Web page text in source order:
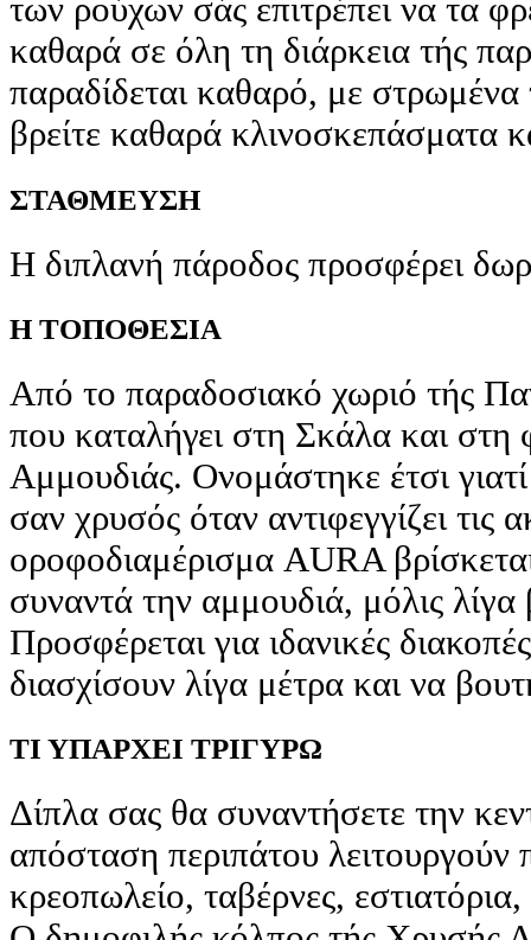
των ρούχων σάς επιτρέπει να τα
καθαρά σε όλη τη διάρκεια τής
παραδίδεται καθαρό, με
βρείτε καθαρά κλινοσκεπάσματα
ΣΤΑΘΜΕΥΣΗ
Η διπλανή πάροδος προσφέρει
Η ΤΟΠΟΘΕΣΙΑ
Από το παραδοσιακό χωριό τής
που καταλήγει στη Σκάλα και
Αμμουδιάς. Ονομάστηκε έτσι
σαν χρυσός όταν αντιφεγγίζει τις
οροφοδιαμέρισμα AURA
συναντά την αμμουδιά, μόλις
Προσφέρεται για ιδανικές
διασχίσουν λίγα μέτρα και να
ΤΙ ΥΠΑΡΧΕΙ ΤΡΙΓΥΡΩ
Δίπλα σας θα συναντήσετε την
απόσταση περιπάτου λειτουργούν
κρεοπωλείο, ταβέρνες,